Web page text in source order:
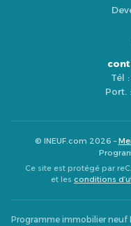
Tél :
Port. :
© INEUF.com 2026 –
Ce site est protégé par
et les conditions
Programme immobilier neuf